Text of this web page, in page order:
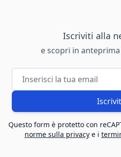
Iscriviti alla
e scopri in
Indirizzo email
Questo form è protetto con
norme sulla privacye i